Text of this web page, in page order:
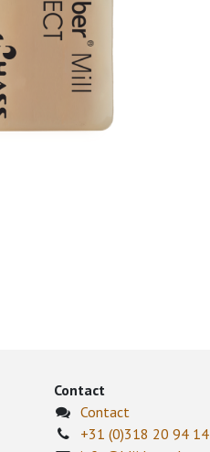
Contact
Contact
+31 (0)318 20 94 14